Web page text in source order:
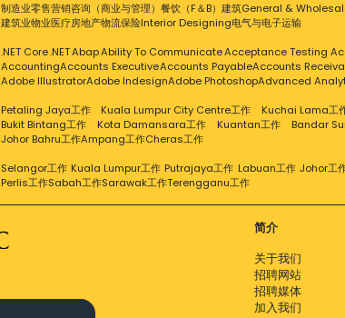
制造业零售营销咨询（商业与管理）餐饮（F＆B）建筑General &
建筑业物业医疗房地产物流保险Interior Designing电气与电子运输
.NET Core.NETAbapAbility To CommunicateAcceptance Testing
AccountingAccounts ExecutiveAccounts PayableAccounts
Adobe IllustratorAdobe IndesignAdobe PhotoshopAdvanced
Petaling Jaya工作 Kuala Lumpur City Centre工作 Kuchai Lama工
Bukit Bintang工作
Kota Damansara工作 Kuantan工作 Bandar
Johor Bahru工作Ampang工作Cheras工作
Selangor工作 Kuala Lumpur工作 Putrajaya工作 Labuan工作 Johor工
Perlis工作Sabah工作Sarawak工作Terengganu工作
简介
关于我们
招聘网站
招聘媒体
加入我们